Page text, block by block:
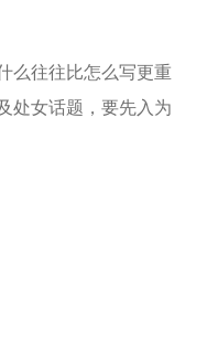
么往往比怎么写更重
处女话题，要先入为